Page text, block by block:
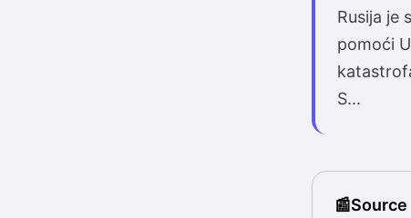
Rusija je
pomoći
S...
Source